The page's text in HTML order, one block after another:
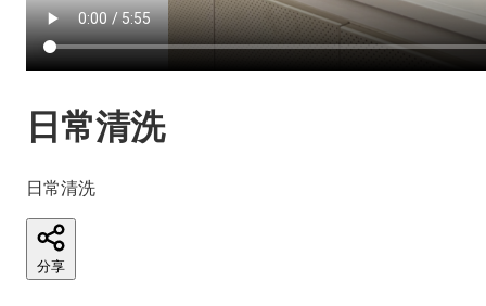
日常清洗
日常清洗
分享